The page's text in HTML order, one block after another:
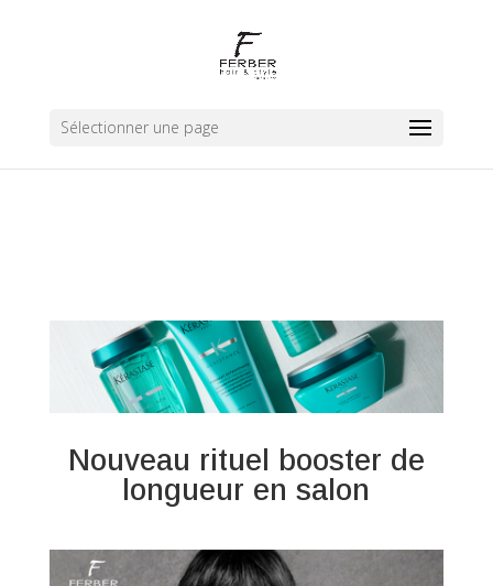
Sélectionner une page
Nouveau rituel booster de
longueur en salon